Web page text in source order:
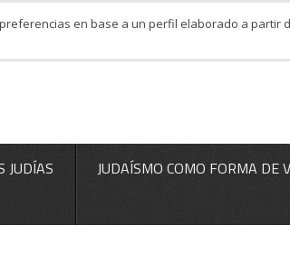
JUDÍAS JUDAÍSMO COMO FORMA DE
en base a un perfil elaborado a partir